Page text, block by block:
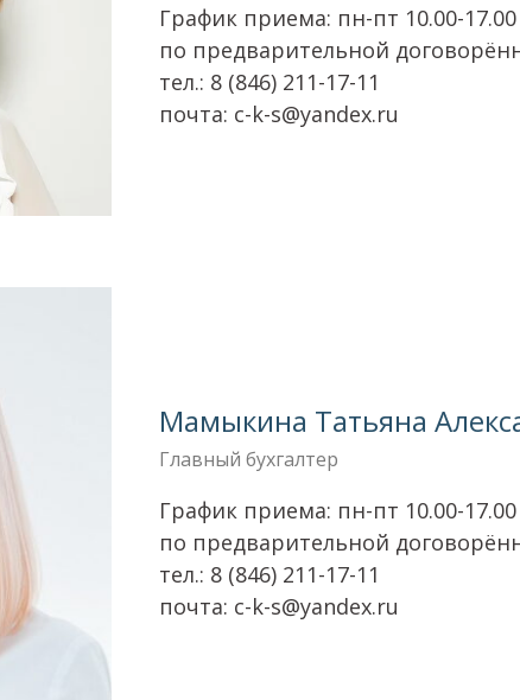
График приема: пн-пт 10.00-17.00
по предварительной
тел.: 8 (846) 211-17-11
почта: c-k-s@yandex.ru
Мамыкина Татьяна
Главный бухгалтер
График приема: пн-пт 10.00-17.00
по предварительной
тел.: 8 (846) 211-17-11
почта: c-k-s@yandex.ru